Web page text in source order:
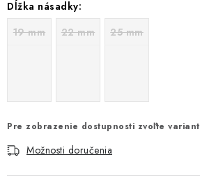
Dĺžka násadky:
19 mm
22 mm 25 mm
Pre zobrazenie dostupnosti zvoľte variant
Možnosti doručenia